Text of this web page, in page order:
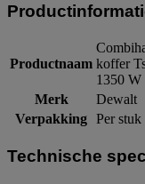
Productnaam koffer
1350 W
Merk
Dewalt
Verpakking Per stuk
Technische